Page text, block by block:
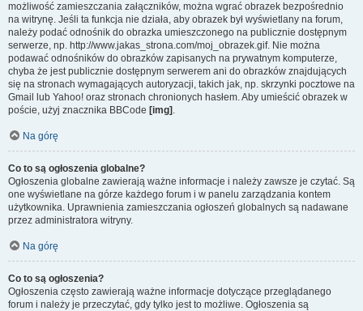
możliwość zamieszczania załączników, można wgrać obrazek bezpośrednio
na witrynę. Jeśli ta funkcja nie działa, aby obrazek był wyświetlany na forum,
należy podać odnośnik do obrazka umieszczonego na publicznie dostępnym
serwerze, np. http://www.jakas_strona.com/moj_obrazek.gif. Nie można
podawać odnośników do obrazków zapisanych na prywatnym komputerze,
chyba że jest publicznie dostępnym serwerem ani do obrazków znajdujących
się na stronach wymagających autoryzacji, takich jak, np. skrzynki pocztowe na
Gmail lub Yahoo! oraz stronach chronionych hasłem. Aby umieścić obrazek w
poście, użyj znacznika BBCode [img] .
Na górę
Co to są ogłoszenia globalne?
Ogłoszenia globalne zawierają ważne informacje i należy zawsze je czytać. Są
one wyświetlane na górze każdego forum i w panelu zarządzania kontem
użytkownika. Uprawnienia zamieszczania ogłoszeń globalnych są nadawane
przez administratora witryny.
Na górę
Co to są ogłoszenia?
Ogłoszenia często zawierają ważne informacje dotyczące przeglądanego
forum i należy je przeczytać, gdy tylko jest to możliwe. Ogłoszenia są